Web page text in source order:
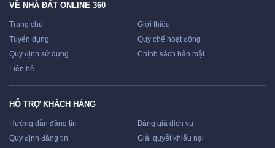
VỀ NHÀ ĐẤT ONLINE 360
Trang chủ
Giới thiệu
Tuyển dụng
Quy chế hoạt động
Quy định sử dụng
Chính sách bảo mật
Liên hệ
HỖ TRỢ KHÁCH HÀNG
Hướng dẫn đăng tin
Bảng giá dịch vụ
Quy định đăng tin
Giải quyết khiếu nại